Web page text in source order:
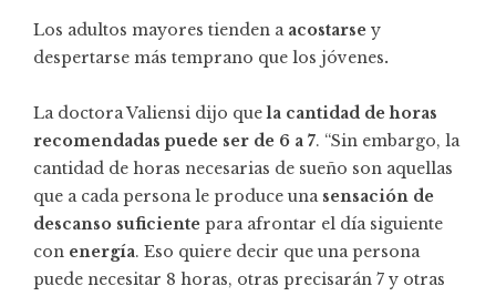
Los adultos mayores tienden a acostarse y
despertarse más temprano que los jóvenes.
La doctora Valiensi dijo quela cantidad de horas
recomendadas puede ser de 6 a 7. “Sin embargo, la
cantidad de horas necesarias de sueño son aquellas
que a cada persona le produce una sensación de
descanso suficiente para afrontar el día siguiente
con energía. Eso quiere decir que una persona
puede necesitar 8 horas, otras precisarán 7 y otras